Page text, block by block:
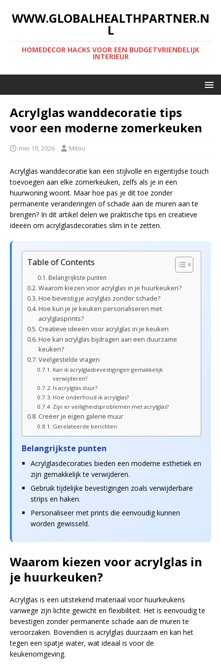
WWW.GLOBALHEALTHPARTNER.N
L
HOMEDECOR HACKS VOOR EEN BUDGETVRIENDELIJK
INTERIEUR
Acrylglas wanddecoratie tips
voor een moderne zomerkeuken
mei 19, 2026 Milou
Acrylglas wanddecoratie kan een stijlvolle en eigentijdse touch
toevoegen aan elke zomerkeuken, zelfs als je in een
huurwoning woont. Maar hoe pas je dit toe zonder
permanente veranderingen of schade aan de muren aan te
brengen? In dit artikel delen we praktische tips en creatieve
ideeën om acrylglasdecoraties slim in te zetten.
Table of Contents
Belangrijkste punten
Waarom kiezen voor acrylglas in je huurkeuken?
Hoe bevestig je acrylglas zonder schade?
Hoe kun je je keuken personaliseren met
acrylglasprints?
Creatieve ideeën voor acrylglas in je keuken
Hoe kan acrylglas bijdragen aan een duurzame
keuken?
Veelgestelde vragen
Kan ik acrylglasbevestigingen gemakkelijk
verwijderen?
Is acrylglas duur?
Hoe onderhoud ik acrylglas?
Zijn er veiligheidsproblemen met acrylglas?
Creëer je eigen galerie muur
Gerelateerde berichten:
Belangrijkste punten
Acrylglasdecoraties bieden een moderne esthetiek en
zijn gemakkelijk te verwijderen.
Gebruik tijdelijke bevestigingen zoals verwijderbare
strips en haken.
Personaliseer met prints die eenvoudig kunnen
worden gewisseld.
Waarom kiezen voor acrylglas in
je huurkeuken?
Acrylglas is een uitstekend materiaal voor huurkeukens
vanwege zijn lichte gewicht en flexibiliteit. Het is eenvoudig te
bevestigen zonder permanente schade aan de muren te
veroorzaken. Bovendien is acrylglas duurzaam en kan het
tegen een spatje water, wat ideaal is voor de
keukenomgeving.